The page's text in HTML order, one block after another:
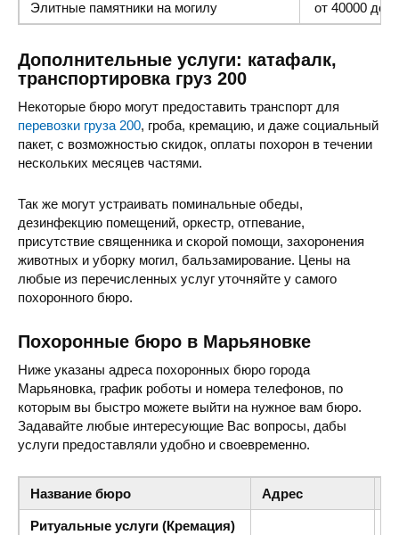
Элитные памятники на могилу от 40000 до
Дополнительные услуги: катафалк,
транспортировка груз 200
Некоторые бюро могут предоставить транспорт для
перевозки груза 200, гроба, кремацию, и даже социальный
пакет, с возможностью скидок, оплаты похорон в течении
нескольких месяцев частями.
Так же могут устраивать поминальные обеды,
дезинфекцию помещений, оркестр, отпевание,
присутствие священника и скорой помощи, захоронения
животных и уборку могил, бальзамирование. Цены на
любые из перечисленных услуг уточняйте у самого
похоронного бюро.
Похоронные бюро в Марьяновке
Ниже указаны адреса похоронных бюро города
Марьяновка, график роботы и номера телефонов, по
которым вы быстро можете выйти на нужное вам бюро.
Задавайте любые интересующие Вас вопросы, дабы
услуги предоставляли удобно и своевременно.
Название бюро Адрес
Ритуальные услуги (Кремация)